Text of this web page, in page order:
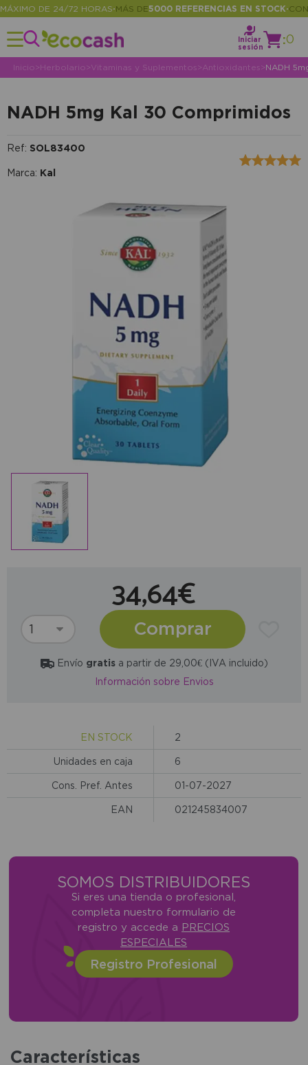
DE 24/72 HORAS•MÁS DE 5000 REFERENCIAS EN STOCK•
Iniciar
sesión
:0
Inicio>Herbolario>Vitaminas y Suplementos > Antioxidantes >NADH
NADH 5mg Kal 30 Comprimidos
Ref: SOL83400
Marca: Kal
34,64€
Comprar
Envío gratisa partir de 29,00€ (IVA incluido)
Información sobre Envios
EN STOCK 2
Unidades en caja 6
Cons. Pref. Antes 01-07-2027
EAN 021245834007
SOMOS DISTRIBUIDORES
Si eres una tienda o profesional,
completa nuestro formulario de
registro y accede a PRECIOS
ESPECIALES
Registro Profesional
Características